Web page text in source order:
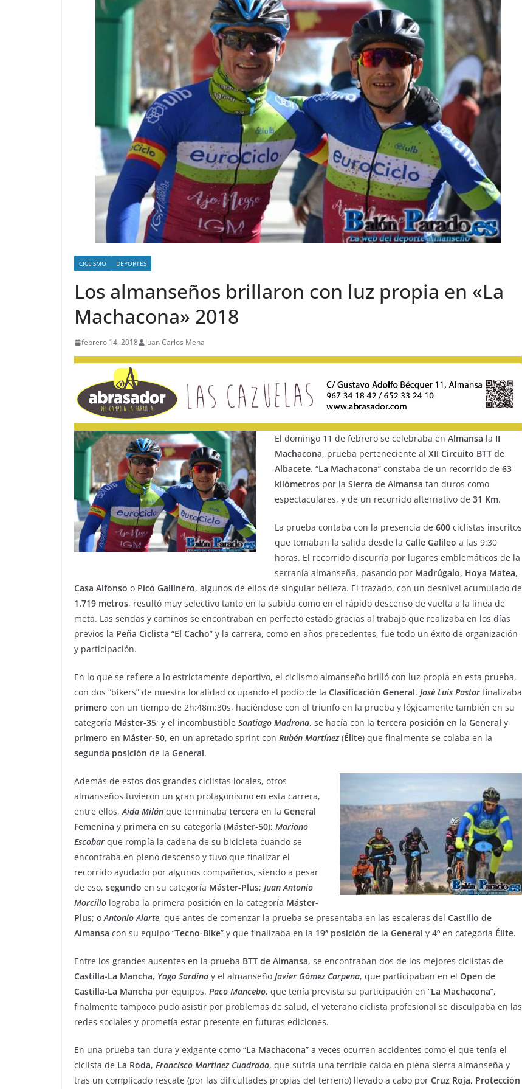
CICLISMO DEPORTES
Los almanseños brillaron con luz propia en «La
Machacona» 2018
febrero 14, 2018 Juan Carlos Mena
El domingo 11 de febrero se celebraba en Almansa la II
Machacona, prueba perteneciente al XII Circuito BTT de
Albacete. “La Machacona” constaba de un recorrido de 63
kilómetros por la Sierra de Almansa tan duros como
espectaculares, y de un recorrido alternativo de 31 Km.
La prueba contaba con la presencia de 600 ciclistas inscritos
que tomaban la salida desde la Calle Galileo a las 9:30
horas. El recorrido discurría por lugares emblemáticos de la
serranía almanseña, pasando por Madrúgalo, Hoya Matea,
Casa Alfonso o Pico Gallinero, algunos de ellos de singular belleza. El trazado, con un desnivel acumulado de
1.719 metros, resultó muy selectivo tanto en la subida como en el rápido descenso de vuelta a la línea de
meta. Las sendas y caminos se encontraban en perfecto estado gracias al trabajo que realizaba en los días
previos la Peña Ciclista “El Cacho” y la carrera, como en años precedentes, fue todo un éxito de organización
y participación.
En lo que se refiere a lo estrictamente deportivo, el ciclismo almanseño brilló con luz propia en esta prueba,
con dos “bikers” de nuestra localidad ocupando el podio de la Clasificación General. José Luis Pastor finalizaba
primero con un tiempo de 2h:48m:30s, haciéndose con el triunfo en la prueba y lógicamente también en su
categoría Máster-35; y el incombustible Santiago Madrona, se hacía con la tercera posición en la General y
primero en Máster-50, en un apretado sprint con Rubén Martínez(Élite) que finalmente se colaba en la
segunda posición de la General.
Además de estos dos grandes ciclistas locales, otros
almanseños tuvieron un gran protagonismo en esta carrera,
entre ellos,Aida Milán que terminaba tercera en la General
Femenina y primera en su categoría (Máster-50); Mariano
Escobar que rompía la cadena de su bicicleta cuando se
encontraba en pleno descenso y tuvo que finalizar el
recorrido ayudado por algunos compañeros, siendo a pesar
de eso, segundo en su categoría Máster-Plus; Juan Antonio
Morcillo lograba la primera posición en la categoría Máster-
Plus; oAntonio Alarte, que antes de comenzar la prueba se presentaba en las escaleras del Castillo de
Almansa con su equipo “Tecno-Bike” y que finalizaba en la 19ª posición de la General y 4º en categoría Élite.
Entre los grandes ausentes en la prueba BTT de Almansa, se encontraban dos de los mejores ciclistas de
Castilla-La Mancha, Yago Sardina y el almanseño Javier Gómez Carpena, que participaban en el Open de
Castilla-La Mancha por equipos. Paco Mancebo, que tenía prevista su participación en “La Machacona”,
finalmente tampoco pudo asistir por problemas de salud, el veterano ciclista profesional se disculpaba en las
redes sociales y prometía estar presente en futuras ediciones.
En una prueba tan dura y exigente como “La Machacona” a veces ocurren accidentes como el que tenía el
ciclista de La Roda, Francisco Martínez Cuadrado, que sufría una terrible caída en plena sierra almanseña y
tras un complicado rescate (por las dificultades propias del terreno) llevado a cabo por Cruz Roja, Protección